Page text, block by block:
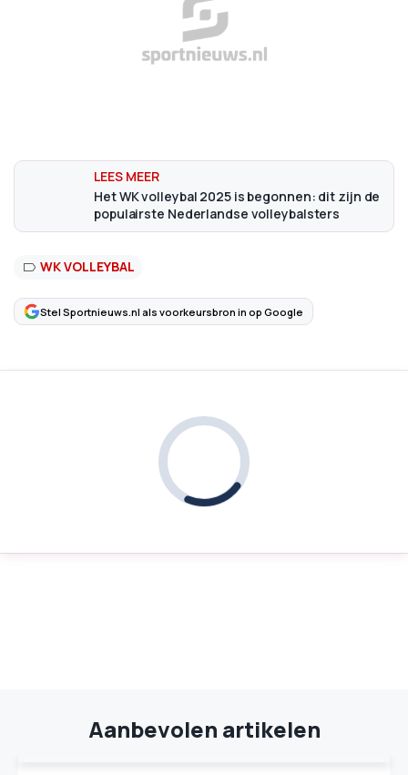
Het WK volleybal 2025 is begonnen: dit zijn de
populairste Nederlandse volleybalsters
WK VOLLEYBAL
Stel Sportnieuws.nl als voorkeursbron in op Google
Aanbevolen artikelen